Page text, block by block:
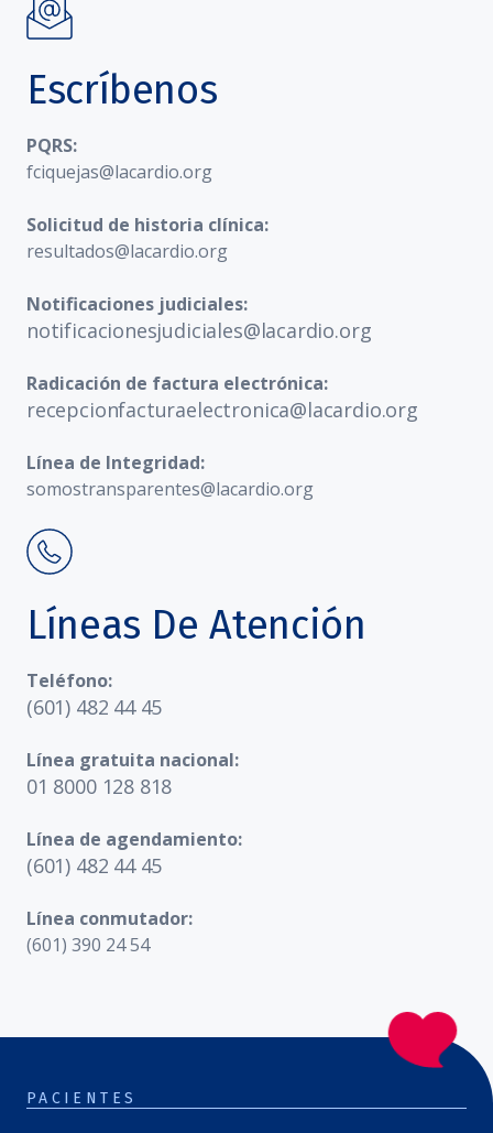
Escríbenos
PQRS:
fciquejas@lacardio.org
Solicitud de historia clínica:
resultados@lacardio.org
Notificaciones judiciales:
notificacionesjudiciales@lacardio.org
Radicación de factura electrónica:
recepcionfacturaelectronica@lacardio.org
Línea de Integridad:
somostransparentes@lacardio.org
Líneas De Atención
Teléfono:
(601) 482 44 45
Línea gratuita nacional:
01 8000 128 818
Línea de agendamiento:
(601) 482 44 45
Línea conmutador:
(601) 390 24 54
PACIENTES